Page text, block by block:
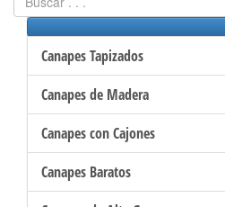
Canapes Tapizados
Canapes de Madera
Canapes con Cajones
Canapes Baratos